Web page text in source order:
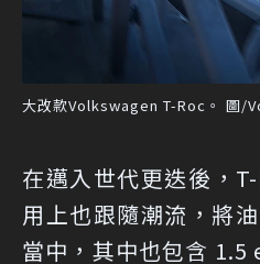
大改款Volkswagen T-Roc。 圖/
在邁入世代更迭後，
用上也跟隨潮流，將
當中，其中也包含 1.5